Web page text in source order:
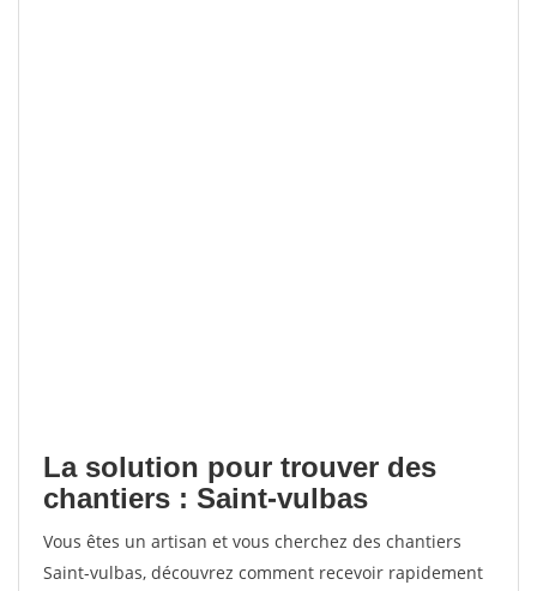
La solution pour trouver des
chantiers : Saint-vulbas
Vous êtes un artisan et vous cherchez des chantiers
Saint-vulbas, découvrez comment recevoir rapidement